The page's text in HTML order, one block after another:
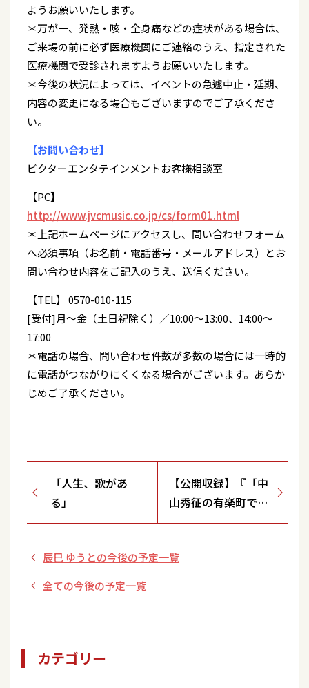
ようお願いいたします。
＊万が一、発熱・咳・全身痛などの症状がある場合は、
ご来場の前に必ず医療機関にご連絡のうえ、指定された
医療機関で受診されますようお願いいたします。
＊今後の状況によっては、イベントの急遽中止・延期、
内容の変更になる場合もございますのでご了承くださ
い。
【お問い合わせ】
ビクターエンタテインメントお客様相談室
【PC】
http://www.jvcmusic.co.jp/cs/form01.html
＊上記ホームページにアクセスし、問い合わせフォーム
へ必須事項（お名前・電話番号・メールアドレス）とお
問い合わせ内容をご記入のうえ、送信ください。
【TEL】 0570-010-115
[受付]月～金（土日祝除く）／10:00～13:00、14:00～
17:00
＊電話の場合、問い合わせ件数が多数の場合には一時的
に電話がつながりにくくなる場合がございます。あらか
じめご了承ください。
「人生、歌があ
る」
【公開収録】『「中
山秀征の有楽町で逢
いまSHOW」スペシ
バレンタイン
辰巳 ゆうとの今後の予定一覧
全ての今後の予定一覧
カテゴリー